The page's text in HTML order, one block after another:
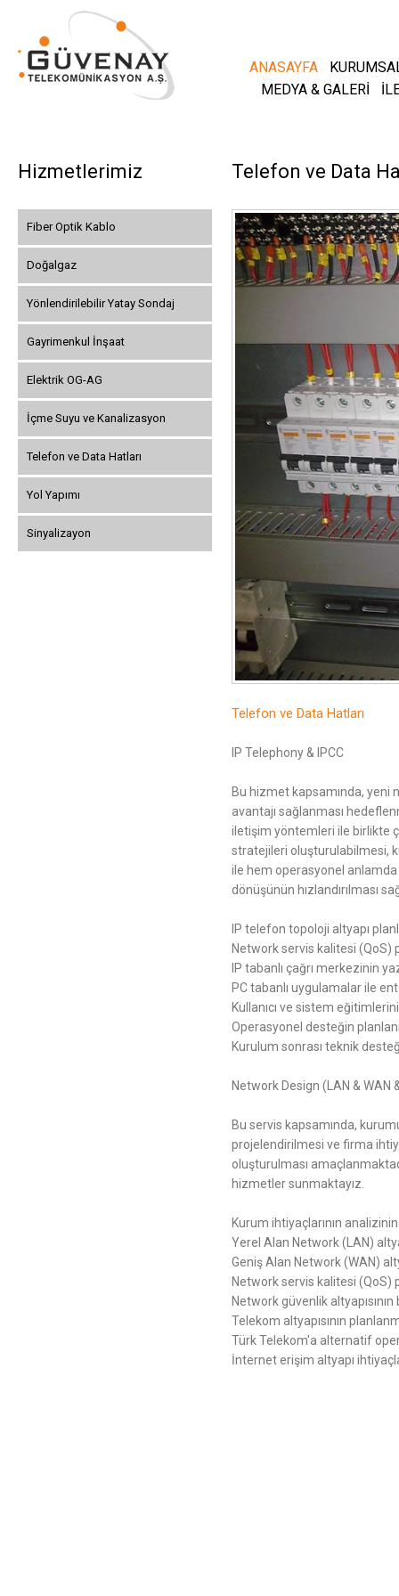
ANASAYFA
MEDYA & GALERİ
Hizmetlerimiz
Fiber Optik Kablo
Doğalgaz
Yönlendirilebilir Yatay Sondaj
Gayrimenkul İnşaat
Elektrik OG-AG
İçme Suyu ve Kanalizasyon
Telefon ve Data Hatları
Yol Yapımı
Sinyalizayon
Telefon ve Data
Telefon ve Data Hatları
IP Telephony & IPCC
Bu hizmet kapsamında, yeni
avantajı sağlanması
iletişim yöntemleri ile birlikte
stratejileri oluşturulabilmesi,
ile hem operasyonel anlamda
dönüşünün hızlandırılması
IP telefon topoloji altyapı
Network servis kalitesi (QoS)
IP tabanlı çağrı merkezinin
PC tabanlı uygulamalar ile
Kullanıcı ve sistem
Operasyonel desteğin
Kurulum sonrası teknik
Network Design (LAN & WAN
Bu servis kapsamında,
projelendirilmesi ve firma
oluşturulması
hizmetler sunmaktayız.
Kurum ihtiyaçlarının analizinin
Yerel Alan Network (LAN)
Geniş Alan Network (WAN)
Network servis kalitesi (QoS)
Network güvenlik
Telekom altyapısının
Türk Telekom'a alternatif
İnternet erişim altyapı